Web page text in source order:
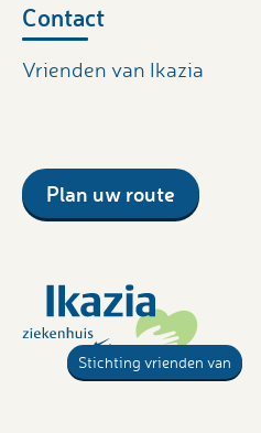
Contact
Vrienden van Ikazia
Plan uw route
Stichting vrienden van